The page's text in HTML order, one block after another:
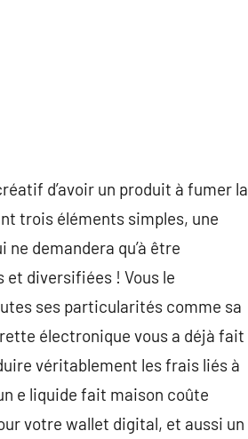
d’avoir un produit à fumer la
trois éléments simples, une
demandera qu’à être
et diversifiées ! Vous le
ses particularités comme sa
électronique vous a déjà fait
véritablement les frais liés à
e liquide fait maison coûte
votre wallet digital, et aussi un